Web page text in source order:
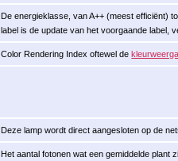
De energieklasse, van A++ (meest efficiënt)
label is de update van het voorgaande label,
Color Rendering Index oftewel de
Deze lamp wordt direct aangesloten op de
Het aantal fotonen wat een gemiddelde plant